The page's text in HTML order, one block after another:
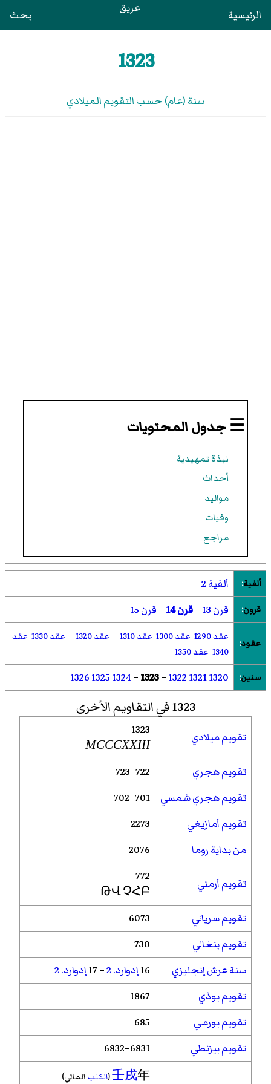
الرئيسية عريق بحث
1323
سنة (عام) حسب التقويم الميلادي
☰ جدول المحتويات
نبذة تمهيدية
أحداث
مواليد
وفيات
مراجع
ألفية: ألفية 2
قرون: قرن 13 –قرن 14 –قرن 15
عقود:
عقد 1290 عقد 1300 عقد 1310 – عقد 1320 – عقد 1330
عقد
1340 عقد 1350
سنين:
1320
1321
1322
–
1323
–
1324
1325
1326
1323 في التقاويم الأخرى
تقويم ميلادي 1323
MCCCXXIII
تقويم هجري
722–723
تقويم هجري شمسي
701–702
تقويم أمازيغي
2273
من بداية روما
2076
تقويم أرمني
772
ԹՎ ՉՀԲ
تقويم سرياني
6073
تقويم بنغالي
730
سنة عرش إنجليزي
16إدوارد. 2 – 17
إدوارد. 2
تقويم بوذي
1867
تقويم بورمي
685
تقويم بيزنطي
6831–6832
壬戌年
(الكلبالمائي)